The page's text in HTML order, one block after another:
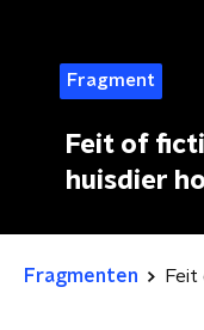
Fragment
Feit of
huisdier
Fragmenten